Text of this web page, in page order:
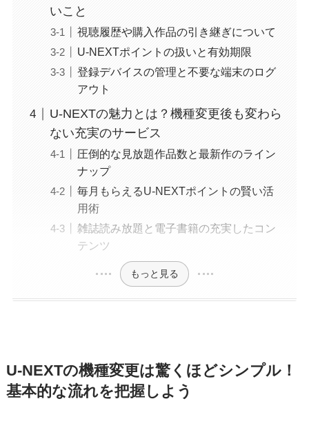
いこと
視聴履歴や購入作品の引き継ぎについて
U-NEXTポイントの扱いと有効期限
登録デバイスの管理と不要な端末のログ
アウト
U-NEXTの魅力とは？機種変更後も変わら
ない充実のサービス
圧倒的な見放題作品数と最新作のライン
ナップ
毎月もらえるU-NEXTポイントの賢い活
用術
雑誌読み放題と電子書籍の充実したコン
テンツ
もっと見る
U-NEXTの機種変更は驚くほどシンプル！
基本的な流れを把握しよう